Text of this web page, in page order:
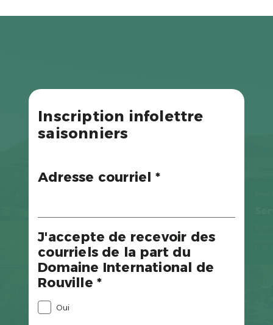
Inscription infolettre
saisonniers
Adresse courriel *
J'accepte de recevoir des
courriels de la part du
Domaine International de
Rouville *
Oui